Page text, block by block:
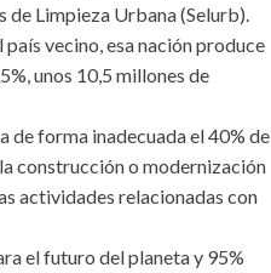
Limpieza Urbana (Selurb).
vecino, esa nación produce
unos 10,5 millones de
de forma inadecuada el 40% de
construcción o modernización
actividades relacionadas con
el futuro del planeta y 95%